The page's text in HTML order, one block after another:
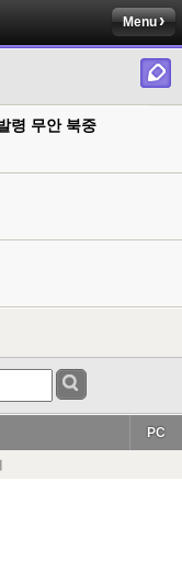
Menu
령 무안 북중
PC